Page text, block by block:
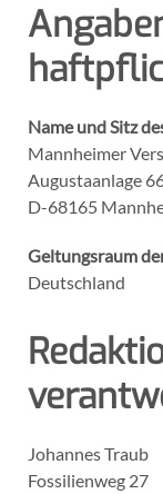
Name und Sitz
Mannheimer
Augustaanlage
D-68165
Geltungsraum
Deutschland
Johannes Traub
Fossilienweg 27